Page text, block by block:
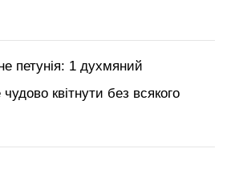
петунія: 1 духмяний
квітнути без всякого